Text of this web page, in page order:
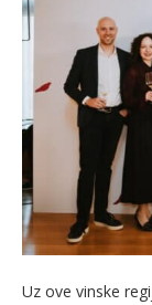
Uz ove vinske